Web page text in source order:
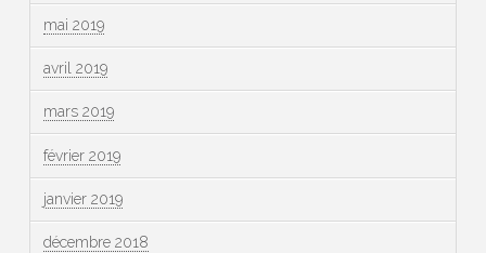
mai 2019
avril 2019
mars 2019
février 2019
janvier 2019
décembre 2018